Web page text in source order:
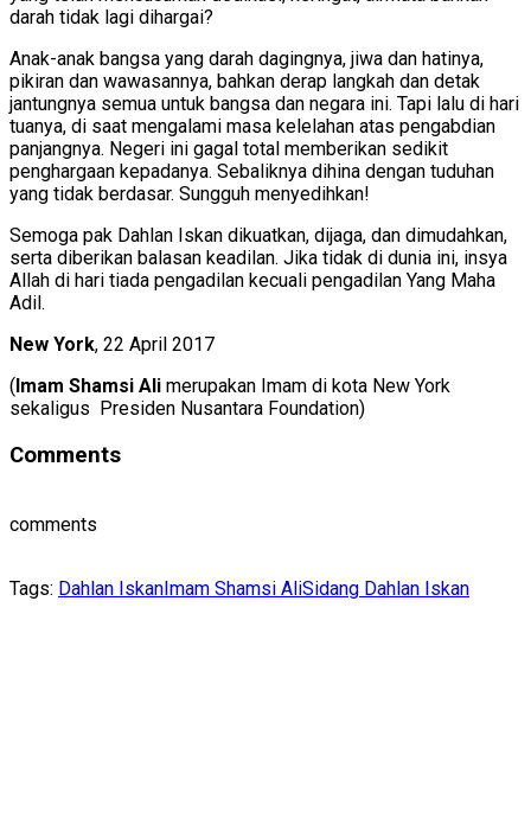
darah tidak lagi dihargai?
Anak-anak bangsa yang darah dagingnya, jiwa dan hatinya,
pikiran dan wawasannya, bahkan derap langkah dan detak
jantungnya semua untuk bangsa dan negara ini. Tapi lalu di hari
tuanya, di saat mengalami masa kelelahan atas pengabdian
panjangnya. Negeri ini gagal total memberikan sedikit
penghargaan kepadanya. Sebaliknya dihina dengan tuduhan
yang tidak berdasar. Sungguh menyedihkan!
Semoga pak Dahlan Iskan dikuatkan, dijaga, dan dimudahkan,
serta diberikan balasan keadilan. Jika tidak di dunia ini, insya
Allah di hari tiada pengadilan kecuali pengadilan Yang Maha
Adil.
New York, 22 April 2017
( Imam Shamsi Ali merupakan Imam di kota New York
sekaligus Presiden Nusantara Foundation)
Comments
comments
Tags: Dahlan IskanImam Shamsi AliSidang Dahlan Iskan